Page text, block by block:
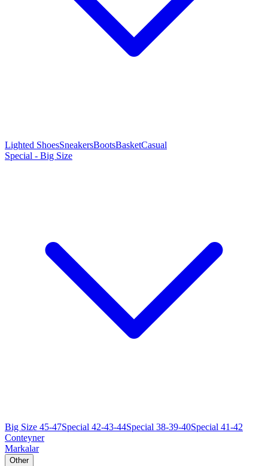
Lighted ShoesSneakersBootsBasketCasual
Special - Big Size
Big Size 45-47Special 42-43-44Special 38-39-40Special 41-42
Conteyner
Markalar
Other